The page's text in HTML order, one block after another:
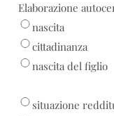
Elaborazione
nascita
cittadinanza
nascita del figlio
situazione